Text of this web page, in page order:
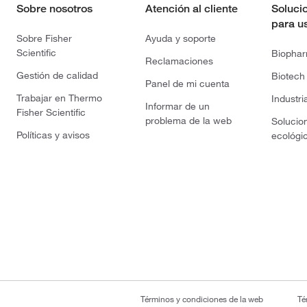
Sobre nosotros
Sobre Fisher
Scientific
Gestión de calidad
Trabajar en Thermo
Fisher Scientific
Políticas y avisos
Atención al cliente
Ayuda y soporte
Reclamaciones
Panel de mi cuenta
Informar de un
problema de la web
para
Biotech
Términos y condiciones de la web